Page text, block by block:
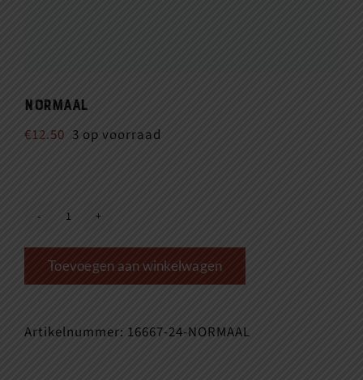
normaal
€12.50 3 op voorraad
aantal
Toevoegen aan winkelwagen
Artikelnummer: 16667-24-NORMAAL